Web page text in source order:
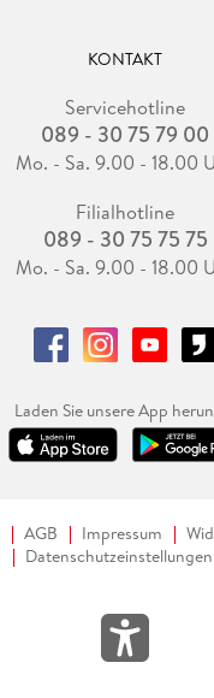
KONTAKT
Servicehotline
089 - 30 75 79 00
Mo. - Sa. 9.00 - 18.00
Filialhotline
089 - 30 75 75 75
Mo. - Sa. 9.00 - 18.00
Laden Sie unsere App
AGB Impressum
Datenschutzeinstellungen